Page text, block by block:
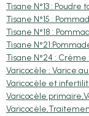
Tisane N°13 : Poudre
Tisane N°15 :
Tisane N°18 :
Tisane
Tisane N°24 : Crème
Varicocèle : Varice
Varicocèle et
Varicocèle